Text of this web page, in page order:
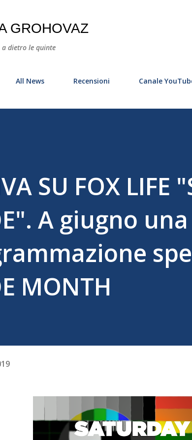
GROHOVAZ
a dietro le quinte
All News Recensioni Canale
SU FOX LIFE
A giugno una
MONTH